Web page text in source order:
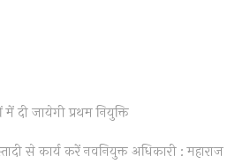
में दी जायेगी प्रथम नियुक्ति
से कार्य करें नवनियुक्त अधिकारी : महाराज